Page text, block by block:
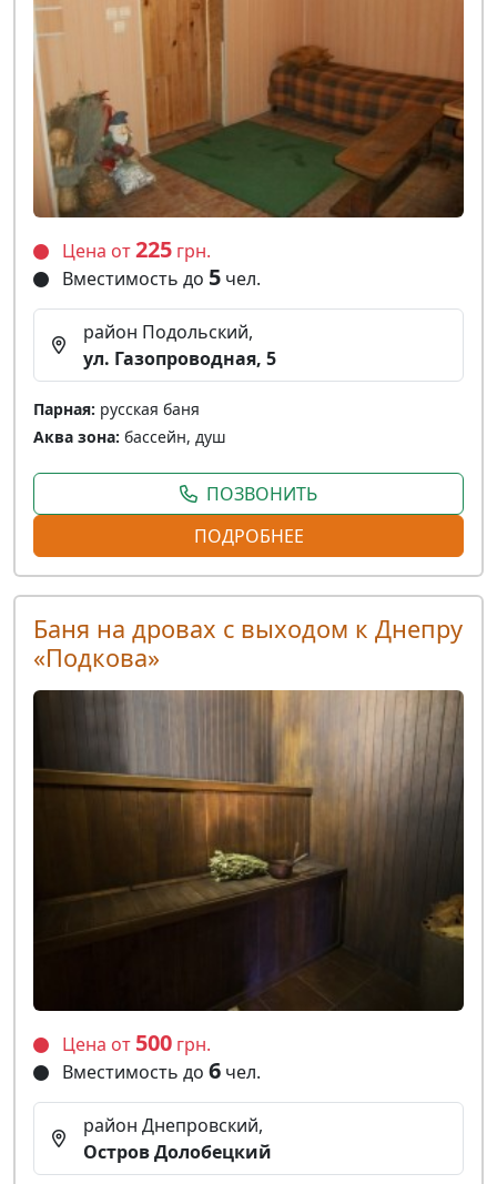
Цена от225 грн.
Вместимость до 5 чел.
район Подольский,
ул. Газопроводная, 5
Парная: русская баня
Аква зона: бассейн, душ
ПОЗВОНИТЬ
ПОДРОБНЕЕ
Баня на дровах с выходом к Днепру
«Подкова»
Цена от 500 грн.
Вместимость до 6 чел.
район Днепровский,
Остров Долобецкий